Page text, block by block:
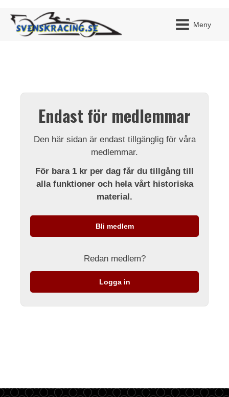
Meny
Endast för medlemmar
Den här sidan är endast tillgänglig för våra
medlemmar.
För bara 1 kr per dag får du tillgång till
alla funktioner och hela vårt historiska
material.
Bli medlem
Redan medlem?
Logga in